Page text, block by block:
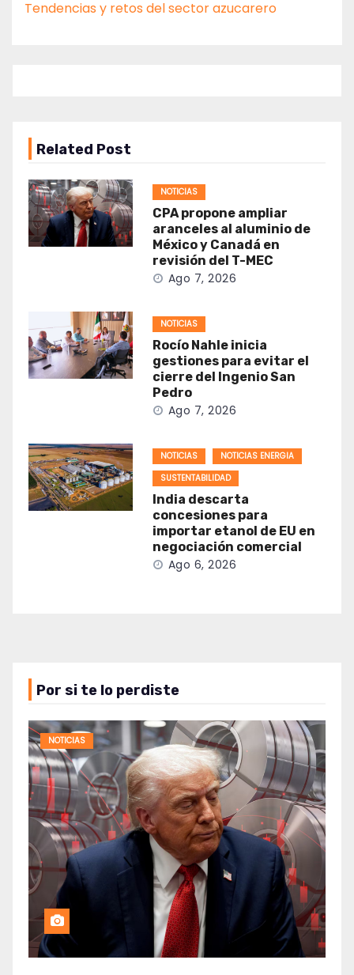
Tendencias y retos del sector azucarero
Related Post
NOTICIAS
CPA propone ampliar
aranceles al aluminio de
México y Canadá en
revisión del T-MEC
Ago 7, 2026
NOTICIAS
Rocío Nahle inicia
gestiones para evitar el
cierre del Ingenio San
Pedro
Ago 7, 2026
NOTICIAS
NOTICIAS ENERGIA
SUSTENTABILIDAD
India descarta
concesiones para
importar etanol de EU en
negociación comercial
Ago 6, 2026
Por si te lo perdiste
NOTICIAS